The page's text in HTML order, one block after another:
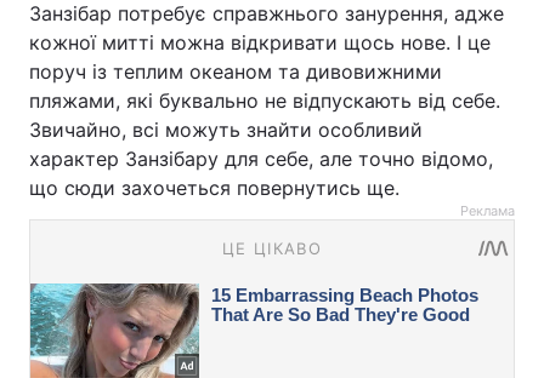
Занзібар потребує справжнього занурення, адже
кожної митті можна відкривати щось нове. І це
поруч із теплим океаном та дивовижними
пляжами, які буквально не відпускають від себе.
Звичайно, всі можуть знайти особливий
характер Занзібару для себе, але точно відомо,
що сюди захочеться повернутись ще.
Реклама